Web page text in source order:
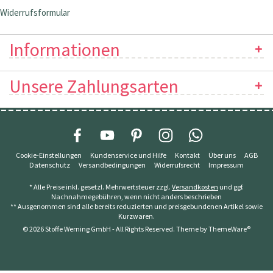
Widerrufsformular
Informationen
Unsere Zahlungsarten
Cookie-Einstellungen Kundenservice und Hilfe Kontakt Über uns
AGB
Datenschutz
Versandbedingungen Widerrufsrecht Impressum
* Alle Preise inkl. gesetzl. Mehrwertsteuer zzgl. Versandkosten und ggf.
Nachnahmegebühren, wenn nicht anders beschrieben
** Ausgenommen sind alle bereits reduzierten und preisgebundenen Artikel sowie
Kurzwaren.
© 2026 Stoffe Werning GmbH - All Rights Reserved. Theme byThemeWare®